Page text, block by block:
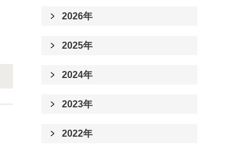
2026年
2025年
2024年
2023年
2022年